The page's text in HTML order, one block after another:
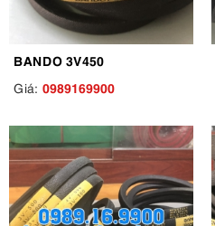
BANDO 3V450
Giá: 0989169900